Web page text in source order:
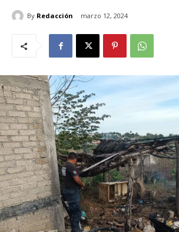
By Redacción marzo 12, 2024